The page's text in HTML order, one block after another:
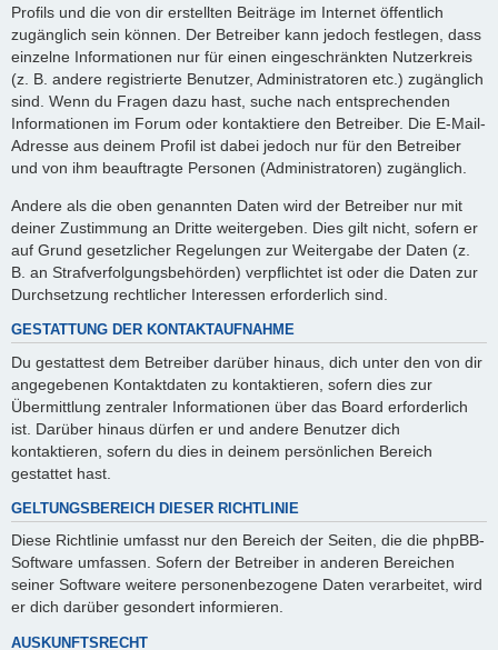
Profils und die von dir erstellten Beiträge im Internet öffentlich
zugänglich sein können. Der Betreiber kann jedoch festlegen, dass
einzelne Informationen nur für einen eingeschränkten Nutzerkreis
(z. B. andere registrierte Benutzer, Administratoren etc.) zugänglich
sind. Wenn du Fragen dazu hast, suche nach entsprechenden
Informationen im Forum oder kontaktiere den Betreiber. Die E-Mail-
Adresse aus deinem Profil ist dabei jedoch nur für den Betreiber
und von ihm beauftragte Personen (Administratoren) zugänglich.
Andere als die oben genannten Daten wird der Betreiber nur mit
deiner Zustimmung an Dritte weitergeben. Dies gilt nicht, sofern er
auf Grund gesetzlicher Regelungen zur Weitergabe der Daten (z.
B. an Strafverfolgungsbehörden) verpflichtet ist oder die Daten zur
Durchsetzung rechtlicher Interessen erforderlich sind.
GESTATTUNG DER KONTAKTAUFNAHME
Du gestattest dem Betreiber darüber hinaus, dich unter den von dir
angegebenen Kontaktdaten zu kontaktieren, sofern dies zur
Übermittlung zentraler Informationen über das Board erforderlich
ist. Darüber hinaus dürfen er und andere Benutzer dich
kontaktieren, sofern du dies in deinem persönlichen Bereich
gestattet hast.
GELTUNGSBEREICH DIESER RICHTLINIE
Diese Richtlinie umfasst nur den Bereich der Seiten, die die phpBB-
Software umfassen. Sofern der Betreiber in anderen Bereichen
seiner Software weitere personenbezogene Daten verarbeitet, wird
er dich darüber gesondert informieren.
AUSKUNFTSRECHT